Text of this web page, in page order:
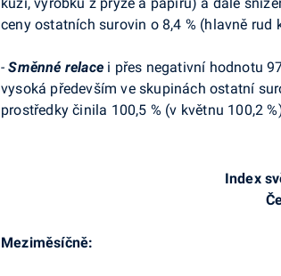
ceny ostatních surovin o 8,4 % (hlavně
-Směnné relace i přes negativní hodnotu
vysoká především ve skupinách ostatní
prostředky činila 100,5 % (v květnu 100,2
Index
Meziměsíčně: